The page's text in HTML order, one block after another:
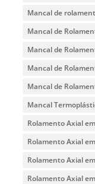
Mancal de
Mancal de
Mancal de
Mancal de
Mancal de
Mancal
Rolamento Axial
Rolamento Axial
Rolamento Axial
Rolamento Axial